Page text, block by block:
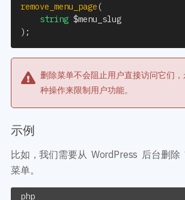
remove_menu_page(
string $menu_slug
) ;
删除菜单不会阻止用户直接访问它们
种操作来限制用户功能。
示例
比如，我们需要从 WordPress 后台删除
菜单。